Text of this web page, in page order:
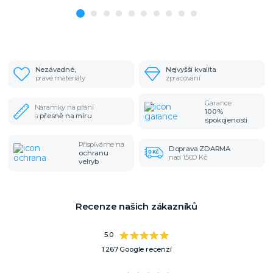
Nezávadné,
pravé materiály
Nejvyšší kvalita
zpracování
Náramky na přání
apřesně na míru
Garance
100%
spokojenosti
Přispíváme na
ochranu
velryb
Doprava ZDARMA
nad 1500 Kč
Recenze našich zákazníků
5.0
1 267 Google recenzí